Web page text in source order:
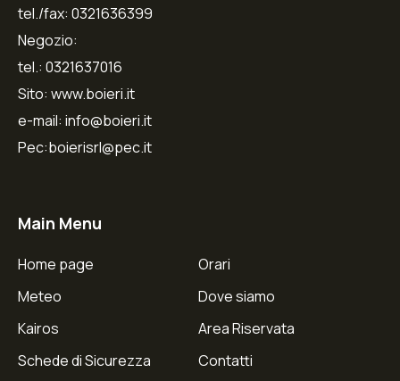
tel./fax: 0321636399
Negozio:
tel.: 0321637016
Sito: www.boieri.it
e-mail: info@boieri.it
Pec:boierisrl@pec.it
Main Menu
Home page
Meteo
Kairos
Schede di Sicurezza
Orari
Dove siamo
Area Riservata
Contatti